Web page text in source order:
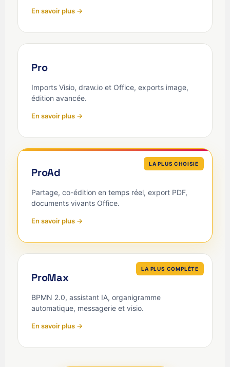
En savoir plus →
Pro
Imports Visio, draw.io et Office, exports image,
édition avancée.
En savoir plus →
LA PLUS CHOISIE
ProAd
Partage, co-édition en temps réel, export PDF,
documents vivants Office.
En savoir plus →
LA PLUS COMPLÈTE
ProMax
BPMN 2.0, assistant IA, organigramme
automatique, messagerie et visio.
En savoir plus →